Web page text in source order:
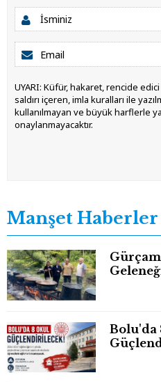
UYARI: Küfür, hakaret, rencide
saldırı içeren, imla kuralları ile
kullanılmayan ve büyük harflerle
onaylanmayacaktır.
Manşet Haberler
Bolu'da